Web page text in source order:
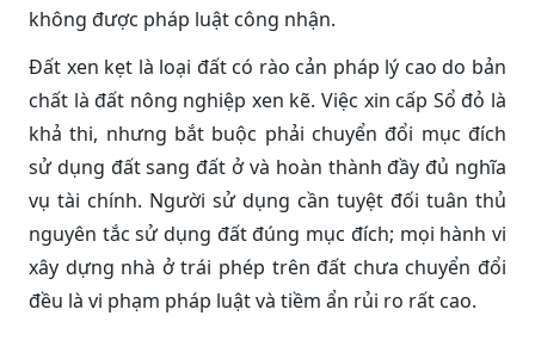
không được pháp luật công nhận.
Đất xen kẹt là loại đất có rào cản pháp lý cao do bản
chất là đất nông nghiệp xen kẽ. Việc xin cấp Sổ đỏ là
khả thi, nhưng bắt buộc phải chuyển đổi mục đích
sử dụng đất sang đất ở và hoàn thành đầy đủ nghĩa
vụ tài chính. Người sử dụng cần tuyệt đối tuân thủ
nguyên tắc sử dụng đất đúng mục đích; mọi hành vi
xây dựng nhà ở trái phép trên đất chưa chuyển đổi
đều là vi phạm pháp luật và tiềm ẩn rủi ro rất cao.